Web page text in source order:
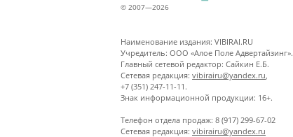
© 2007—2026
Наименование издания: VIBIRAI.RU
Учредитель: ООО «Алое Поле Адвертайзинг».
Главный сетевой редактор: Сайкин Е.Б.
Сетевая редакция: vibirairu@yandex.ru
+7 (351) 247-11-11.
Знак информационной продукции: 16+.
Телефон отдела продаж: 8 (917) 299-67-02
Сетевая редакция: vibirairu@yandex.ru